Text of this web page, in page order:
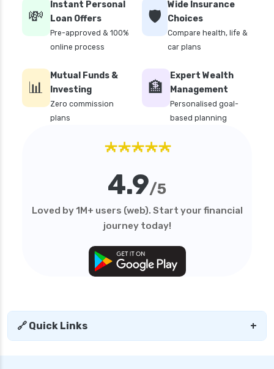
💸
Instant Personal
Loan Offers
Pre-approved & 100%
online process
🛡️
Wide Insurance
Choices
Compare health, life &
car plans
📊
Mutual Funds &
Investing
Zero commission
plans
🏦
Expert Wealth
Management
Personalised goal-
based planning
★★★★★
4.9/5
Loved by 1M+ users (web). Start your financial
journey today!
🔗 Quick Links +